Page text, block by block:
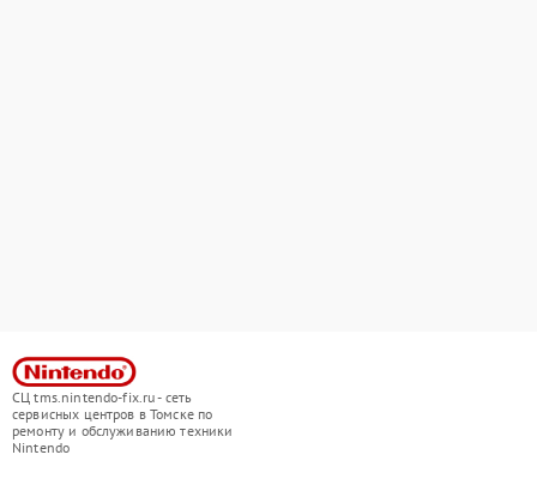
СЦ tms.nintendo-fix.ru - сеть
сервисных центров в Томске по
ремонту и обслуживанию техники
Nintendo